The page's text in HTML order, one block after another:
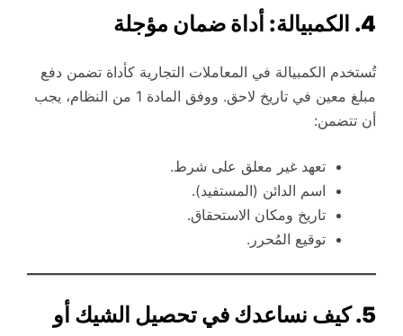
4. الكمبيالة: أداة ضمان مؤجلة
تُستخدم الكمبيالة في المعاملات التجارية كأداة تضمن دفع
مبلغ معين في تاريخ لاحق. ووفق المادة 1 من النظام، يجب
أن تتضمن:
تعهد غير معلق على شرط.
اسم الدائن (المستفيد).
تاريخ ومكان الاستحقاق.
توقيع المُحرر.
5. كيف نساعدك في تحصيل الشيك أو